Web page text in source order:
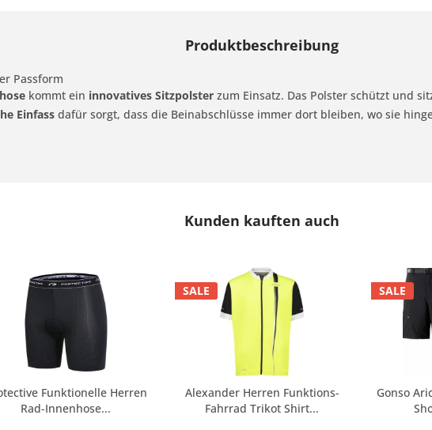
Produktbeschreibung
Passform
kommt ein innovatives Sitzpolster zum Einsatz. Das Polster schützt und
Einfass dafür sorgt, dass die Beinabschlüsse immer dort bleiben, wo sie
Kunden kauften auch
Funktionelle Herren
Rad-Innenhose...
SALE
Alexander Herren Funktions-
Fahrrad Trikot Shirt...
SALE
Gonso